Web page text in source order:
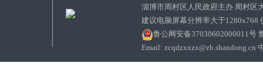
淄博市周村区人民政府主办 周村区
建议电脑屏幕分辨率大于1280x768
鲁公网安备37030602000011号
Email: zcqdzxxzx@zb.shandong.cn